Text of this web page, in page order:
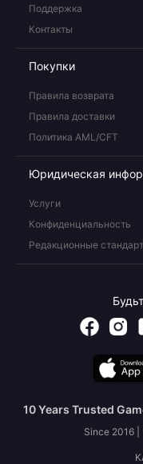
Поддержка
Контакты
Покупки
Правила возврата
Правила доставки
Политика AML/CFT
Юридическая
Услуги
Конфиденциальность
Редакционные
10 Years Trusted
Since 2016